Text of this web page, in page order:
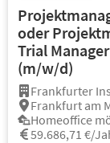
oder
Trial
(m/w/d)
Frankfurter
Frankfurt am
Homeoffice
59.686,71 €/